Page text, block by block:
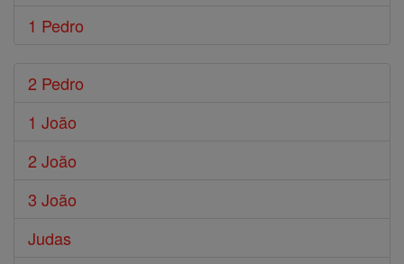
1 Pedro
2 Pedro
1 João
2 João
3 João
Judas